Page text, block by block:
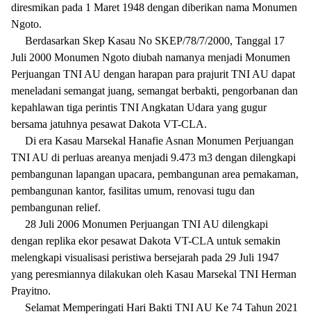
diresmikan pada 1 Maret 1948 dengan diberikan nama Monumen
Ngoto.
Berdasarkan Skep Kasau No SKEP/78/7/2000, Tanggal 17
Juli 2000 Monumen Ngoto diubah namanya menjadi Monumen
Perjuangan TNI AU dengan harapan para prajurit TNI AU dapat
meneladani semangat juang, semangat berbakti, pengorbanan dan
kepahlawan tiga perintis TNI Angkatan Udara yang gugur
bersama jatuhnya pesawat Dakota VT-CLA.
Di era Kasau Marsekal Hanafie Asnan Monumen Perjuangan
TNI AU di perluas areanya menjadi 9.473 m3 dengan dilengkapi
pembangunan lapangan upacara, pembangunan area pemakaman,
pembangunan kantor, fasilitas umum, renovasi tugu dan
pembangunan relief.
28 Juli 2006 Monumen Perjuangan TNI AU dilengkapi
dengan replika ekor pesawat Dakota VT-CLA untuk semakin
melengkapi visualisasi peristiwa bersejarah pada 29 Juli 1947
yang peresmiannya dilakukan oleh Kasau Marsekal TNI Herman
Prayitno.
Selamat Memperingati Hari Bakti TNI AU Ke 74 Tahun 2021